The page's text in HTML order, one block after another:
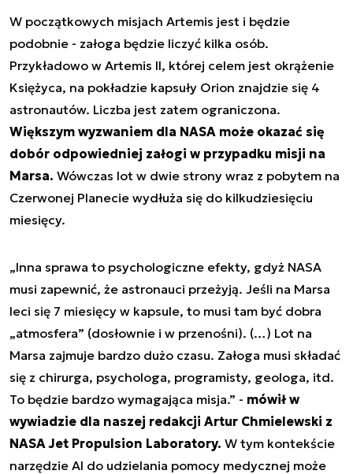
W początkowych misjach Artemis jest i będzie
podobnie - załoga będzie liczyć kilka osób.
Przykładowo w Artemis II, której celem jest okrążenie
Księżyca, na pokładzie kapsuły Orion znajdzie się 4
astronautów. Liczba jest zatem ograniczona.
Większym wyzwaniem dla NASA może okazać się
dobór odpowiedniej załogi w przypadku misji na
Marsa. Wówczas lot w dwie strony wraz z pobytem na
Czerwonej Planecie wydłuża się do kilkudziesięciu
miesięcy.
„Inna sprawa to psychologiczne efekty, gdyż NASA
musi zapewnić, że astronauci przeżyją. Jeśli na Marsa
leci się 7 miesięcy w kapsule, to musi tam być dobra
„atmosfera” (dosłownie i w przenośni). (…) Lot na
Marsa zajmuje bardzo dużo czasu. Załoga musi składać
się z chirurga, psychologa, programisty, geologa, itd.
To będzie bardzo wymagająca misja.” - mówił w
wywiadzie dla naszej redakcji Artur Chmielewski z
NASA Jet Propulsion Laboratory. W tym kontekście
narzędzie AI do udzielania pomocy medycznej może